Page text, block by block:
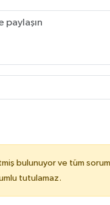
bulunuyor ve tüm
tutulamaz.